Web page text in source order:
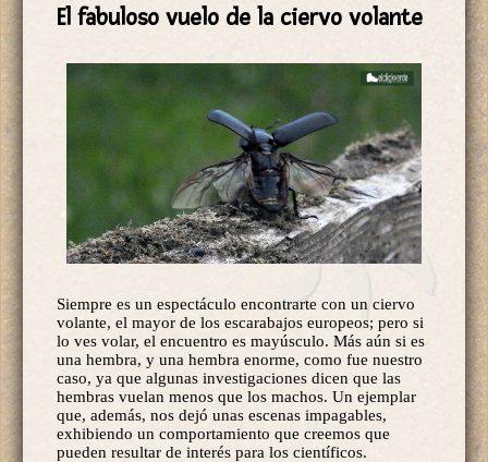
El fabuloso vuelo de la ciervo volante
Siempre es un espectáculo encontrarte con un ciervo
volante, el mayor de los escarabajos europeos; pero si
lo ves volar, el encuentro es mayúsculo. Más aún si es
una hembra, y una hembra enorme, como fue nuestro
caso, ya que algunas investigaciones dicen que las
hembras vuelan menos que los machos. Un ejemplar
que, además, nos dejó unas escenas impagables,
exhibiendo un comportamiento que creemos que
pueden resultar de interés para los científicos.